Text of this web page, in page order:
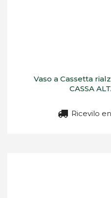
Vaso a Cassetta
CASSA
Ricevilo